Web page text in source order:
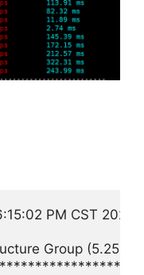
PM CST 2024
Group